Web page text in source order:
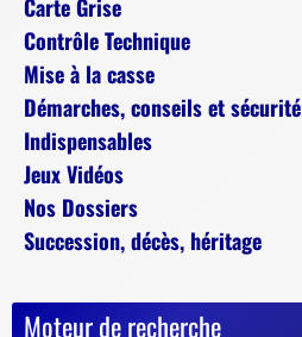
Carte Grise
Contrôle Technique
Mise à la casse
Démarches, conseils et sécurité
Indispensables
Jeux Vidéos
Nos Dossiers
Succession, décès, héritage
Moteur de recherche